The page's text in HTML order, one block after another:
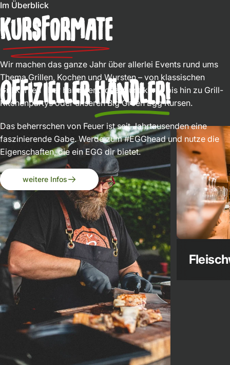
OffiziellerHändler!
Das beherrschen von Feuer ist seit Jahrtausenden eine
faszinierende Gabe. Werde zum#EGGheadund nutze die
Eigenschaften, die ein EGG dir bietet.
weitere Infos
Im Überblick
Kursformate
Wir machen das ganze Jahr über allerlei Events rund ums
Thema Grillen, Kochen und Wursten – von klassischen
Grillkursen über handwerkliche Wurstkurse bis hin zu Grill-
Kitchenpartys oder unseren Big Green Egg Kursen.